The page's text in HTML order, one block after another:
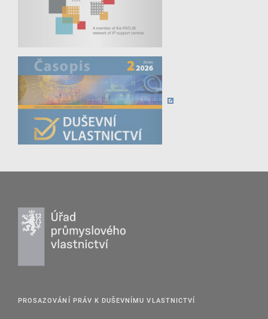
19. 3. 2026 |
19. 3. – Online seminář: Národní databáze
5. 3. 2026 |
5. 3. – Online seminář: Ochrana designu
10. 3. 2026 |
10. 3. - Online seminář: Ochrana
služby IP Scan
ZOBRAZIT VŠECHNY AKCE
PROSAZOVÁNÍ PRÁV K DUŠEVNÍMU VLASTNICTVÍ